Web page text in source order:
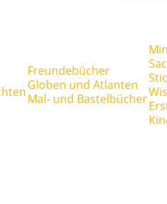
Freundebücher
Globen und Atlanten
Mal- und Bastelbücher